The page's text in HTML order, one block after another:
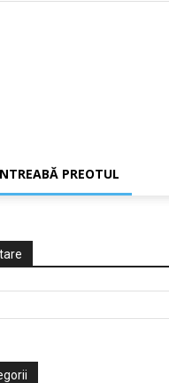
PREOTUL